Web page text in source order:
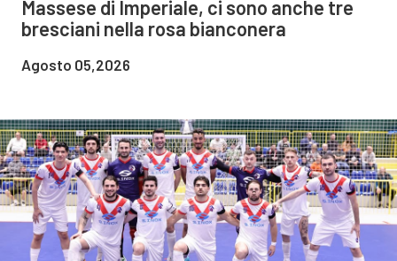
Massese di Imperiale, ci sono anche tre
bresciani nella rosa bianconera
Agosto 05,2026